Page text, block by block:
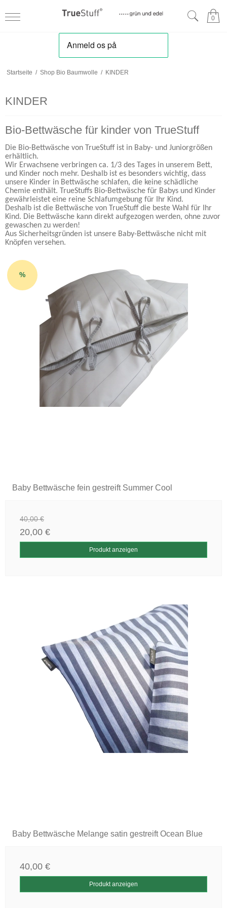
0
Startseite / Shop Bio Baumwolle / KINDER
KINDER
Bio-Bettwäsche für kinder von TrueStuff
Die Bio-Bettwäsche von TrueStuff ist in Baby- und Juniorgrößen
erhältlich.
Wir Erwachsene verbringen ca. 1/3 des Tages in unserem Bett,
und Kinder noch mehr. Deshalb ist es besonders wichtig, dass
unsere Kinder in Bettwäsche schlafen, die keine schädliche
Chemie enthält. TrueStuffs Bio-Bettwäsche für Babys und Kinder
gewährleistet eine reine Schlafumgebung für Ihr Kind.
Deshalb ist die Bettwäsche von TrueStuff die beste Wahl für Ihr
Kind. Die Bettwäsche kann direkt aufgezogen werden, ohne zuvor
gewaschen zu werden!
Aus Sicherheitsgründen ist unsere Baby-Bettwäsche nicht mit
Knöpfen versehen.
%
Baby Bettwäsche fein gestreift Summer Cool
40,00 €
20,00 €
Produkt anzeigen
Baby Bettwäsche Melange satin gestreift Ocean Blue
40,00 €
Produkt anzeigen